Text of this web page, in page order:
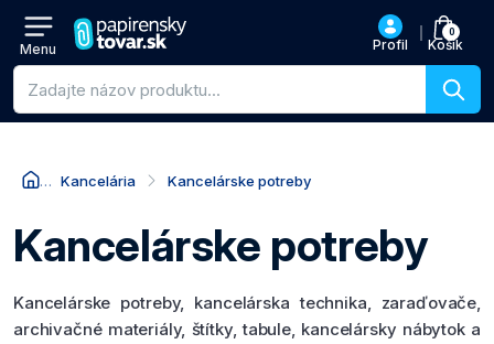
Menu Profil
0
Košík
Vyhľadávanie produktov
Kancelária Kancelárske potreby
Kancelárske potreby
Kancelárske potreby, kancelárska technika, zaraďovače,
archivačné materiály, štítky, tabule, kancelársky nábytok a